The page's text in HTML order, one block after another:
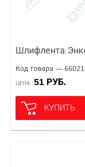
Шлифлента
Код товара —
ЦЕНА 51 РУБ.
КУПИТЬ